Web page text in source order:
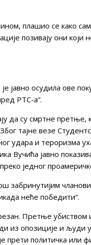
плашио се како
позивају они
је јавно осудила ове
РТС-а“.
да су смртне претње,
тајне везе
удара и тероризма
Вучића јавно
једног
забринутијим
неће победити“.
Претње убиством
из опозиције и људи
политичка или